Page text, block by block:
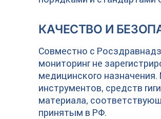
КАЧЕСТВО И
Совместно с
мониторинг не
медицинского
инструментов, средств
материала,
принятым в РФ.